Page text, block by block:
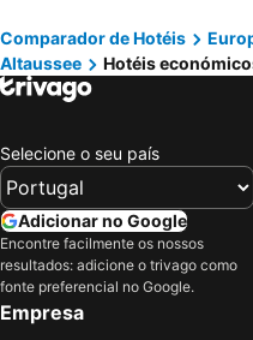
Gjaid Alm
Appartements Pension Elfi
Narzissen Vital Resort Bad Aussee
Hotel Moserwirt
Weisses Lamm
Hotel Post
Landhotel Post
Comparador de Hotéis
Altaussee
Hotéis
Selecione o seu país
Adicionar no Google
Encontre facilmente os nossos
resultados: adicione o trivago como
fonte preferencial no Google.
Empresa